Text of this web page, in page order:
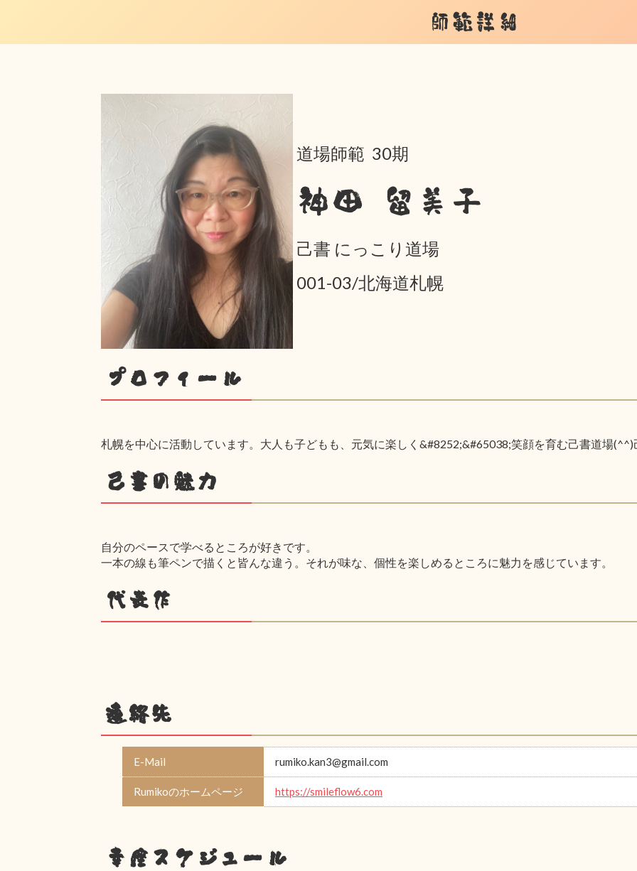
師範詳細
道場師範 30期
神田 留美子
己書 にっこり道場
001-03/北海道札幌
プロフィール
札幌を中心に活動しています。大人も子どもも、元気に楽しく&#8252;&#65038;笑顔を育む己書道場(^^)
己書の魅力
自分のペースで学べるところが好きです。
一本の線も筆ペンで描くと皆んな違う。それが味な、個性を楽しめるところに魅力を感じています。
代表作
連絡先
E-Mail rumiko.kan3@gmail.com
Rumikoのホームページ https://smileflow6.com
幸座スケジュール